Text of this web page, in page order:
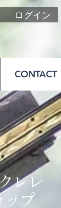
ログイン
CONTACT
レレ
ップ